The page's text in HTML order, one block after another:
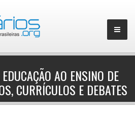
▼
AO ENSINO DE
CURRÍCULOS E DEBATES